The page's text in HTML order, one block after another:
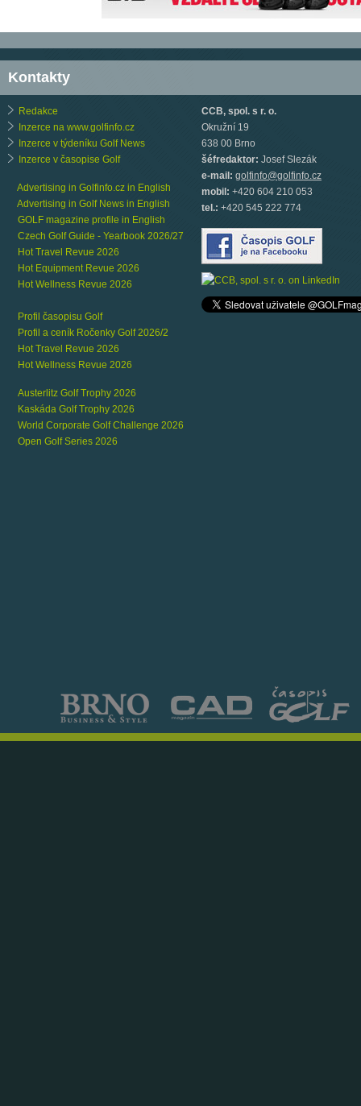
Kontakty
Redakce
Inzerce na www.golfinfo.cz
Inzerce v týdeníku Golf News
Inzerce v časopise Golf
Advertising in Golfinfo.cz in English
Advertising in Golf News in English
GOLF magazine profile in English
Czech Golf Guide - Yearbook 2026/27
Hot Travel Revue 2026
Hot Equipment Revue 2026
Hot Wellness Revue 2026
Profil časopisu Golf
Profil a ceník Ročenky Golf 2026/2
Hot Travel Revue 2026
Hot Wellness Revue 2026
Austerlitz Golf Trophy 2026
Kaskáda Golf Trophy 2026
World Corporate Golf Challenge 2026
Open Golf Series 2026
CCB, spol. s r. o.
Okružní 19
638 00 Brno
šéfredaktor: Josef Slezák
e-mail: golfinfo@golfinfo.cz
mobil: +420 604 210 053
tel.: +420 545 222 774